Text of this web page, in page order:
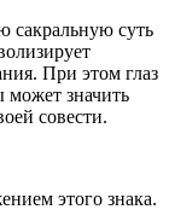
сакральную суть
При этом глаз
значить
совести.
этого знака.